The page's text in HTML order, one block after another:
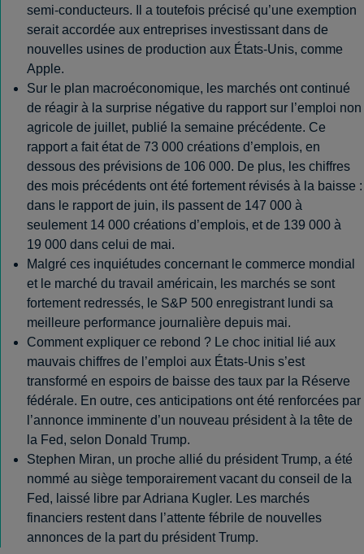
semi-conducteurs. Il a toutefois précisé qu’une exemption
serait accordée aux entreprises investissant dans de
nouvelles usines de production aux États-Unis, comme
Apple.
Sur le plan macroéconomique, les marchés ont continué
de réagir à la surprise négative du rapport sur l’emploi non
agricole de juillet, publié la semaine précédente. Ce
rapport a fait état de 73 000 créations d’emplois, en
dessous des prévisions de 106 000. De plus, les chiffres
des mois précédents ont été fortement révisés à la baisse :
dans le rapport de juin, ils passent de 147 000 à
seulement 14 000 créations d’emplois, et de 139 000 à
19 000 dans celui de mai.
Malgré ces inquiétudes concernant le commerce mondial
et le marché du travail américain, les marchés se sont
fortement redressés, le S&P 500 enregistrant lundi sa
meilleure performance journalière depuis mai.
Comment expliquer ce rebond ? Le choc initial lié aux
mauvais chiffres de l’emploi aux États-Unis s’est
transformé en espoirs de baisse des taux par la Réserve
fédérale. En outre, ces anticipations ont été renforcées par
l’annonce imminente d’un nouveau président à la tête de
la Fed, selon Donald Trump.
Stephen Miran, un proche allié du président Trump, a été
nommé au siège temporairement vacant du conseil de la
Fed, laissé libre par Adriana Kugler. Les marchés
financiers restent dans l’attente fébrile de nouvelles
annonces de la part du président Trump.